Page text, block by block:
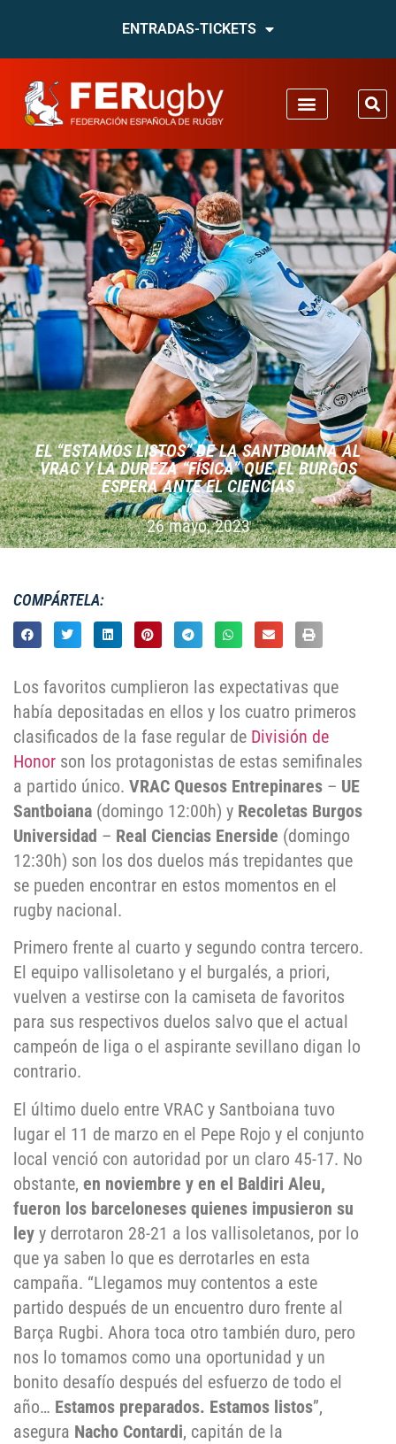
ENTRADAS-TICKETS
EL “ESTAMOS LISTOS” DE LA SANTBOIANA AL
VRAC Y LA DUREZA “FÍSICA” QUE EL BURGOS
ESPERA ANTE EL CIENCIAS
26 mayo, 2023
COMPÁRTELA:
Los favoritos cumplieron las expectativas que
había depositadas en ellos y los cuatro primeros
clasificados de la fase regular de División de
Honor son los protagonistas de estas semifinales
a partido único. VRAC Quesos Entrepinares – UE
Santboiana (domingo 12:00h) y Recoletas Burgos
Universidad – Real Ciencias Enerside (domingo
12:30h) son los dos duelos más trepidantes que
se pueden encontrar en estos momentos en el
rugby nacional.
Primero frente al cuarto y segundo contra tercero.
El equipo vallisoletano y el burgalés, a priori,
vuelven a vestirse con la camiseta de favoritos
para sus respectivos duelos salvo que el actual
campeón de liga o el aspirante sevillano digan lo
contrario.
El último duelo entre VRAC y Santboiana tuvo
lugar el 11 de marzo en el Pepe Rojo y el conjunto
local venció con autoridad por un claro 45-17. No
obstante, en noviembre y en el Baldiri Aleu,
fueron los barceloneses quienes impusieron su
ley y derrotaron 28-21 a los vallisoletanos, por lo
que ya saben lo que es derrotarles en esta
campaña. “Llegamos muy contentos a este
partido después de un encuentro duro frente al
Barça Rugbi. Ahora toca otro también duro, pero
nos lo tomamos como una oportunidad y un
bonito desafío después del esfuerzo de todo el
año… Estamos preparados. Estamos listos”,
asegura Nacho Contardi, capitán de la